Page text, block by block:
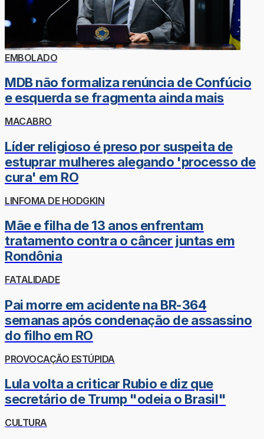
EMBOLADO
MDB não formaliza renúncia de Confúcio
e esquerda se fragmenta ainda mais
MACABRO
Líder religioso é preso por suspeita de
estuprar mulheres alegando 'processo de
cura' em RO
LINFOMA DE HODGKIN
Mãe e filha de 13 anos enfrentam
tratamento contra o câncer juntas em
Rondônia
FATALIDADE
Pai morre em acidente na BR-364
semanas após condenação de assassino
do filho em RO
PROVOCAÇÃO ESTÚPIDA
Lula volta a criticar Rubio e diz que
secretário de Trump "odeia o Brasil"
CULTURA